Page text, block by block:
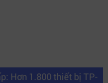
Hơn 1.800 thiết bị TP-